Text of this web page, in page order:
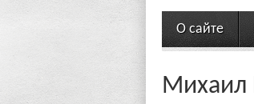
О сайте
Михаил